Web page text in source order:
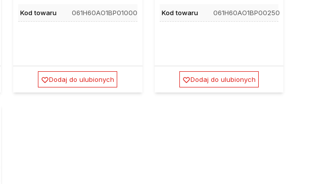
Kod towaru 061H60AO1BP01000
Dodaj do ulubionych
Kod towaru 061H60AO1BP00250
Dodaj do ulubionych